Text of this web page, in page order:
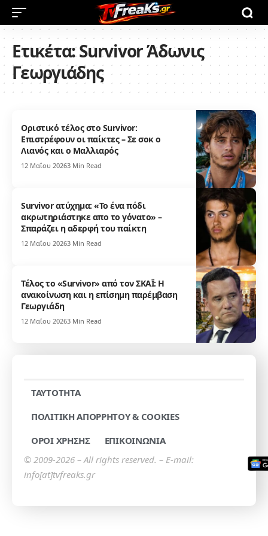
Ετικέτα:Survivor Άδωνις
Γεωργιάδης
Οριστικό τέλος στο Survivor:
Επιστρέφουν οι παίκτες – Σε σοκ ο
Λιανός και ο Μαλλιαρός
12 Μαΐου 20263 Min Read
Survivor ατύχημα: «Το ένα πόδι
ακρωτηριάστηκε απο το γόνατο» –
Σπαράζει η αδερφή του παίκτη
12 Μαΐου 20263 Min Read
Τέλος το «Survivor» από τον ΣΚΑΪ: Η
ανακοίνωση και η επίσημη παρέμβαση
Γεωργιάδη
12 Μαΐου 20263 Min Read
TAYTOTHTA
ΠΟΛΙΤΙΚΗ ΑΠΟΡΡΗΤΟΥ & COOKIES
ΟΡΟΙ ΧΡΗΣΗΣ
ΕΠΙΚΟΙΝΩΝΙΑ
© 2009-2026 – All rights reserved. – E-mail:
info[at]tvfreaks.gr